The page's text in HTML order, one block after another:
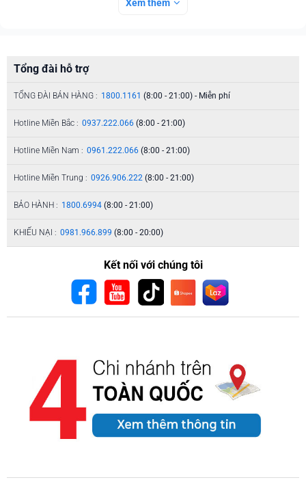
Xem thêm
Tổng đài hỗ trợ
TỔNG ĐÀI BÁN HÀNG : 1800.1161 (8:00 - 21:00) - Miễn phí
Hotline Miền Bắc : 0937.222.066 (8:00 - 21:00)
Hotline Miền Nam : 0961.222.066 (8:00 - 21:00)
Hotline Miền Trung : 0926.906.222 (8:00 - 21:00)
BẢO HÀNH : 1800.6994 (8:00 - 21:00)
KHIẾU NẠI : 0981.966.899 (8:00 - 20:00)
Kết nối với chúng tôi